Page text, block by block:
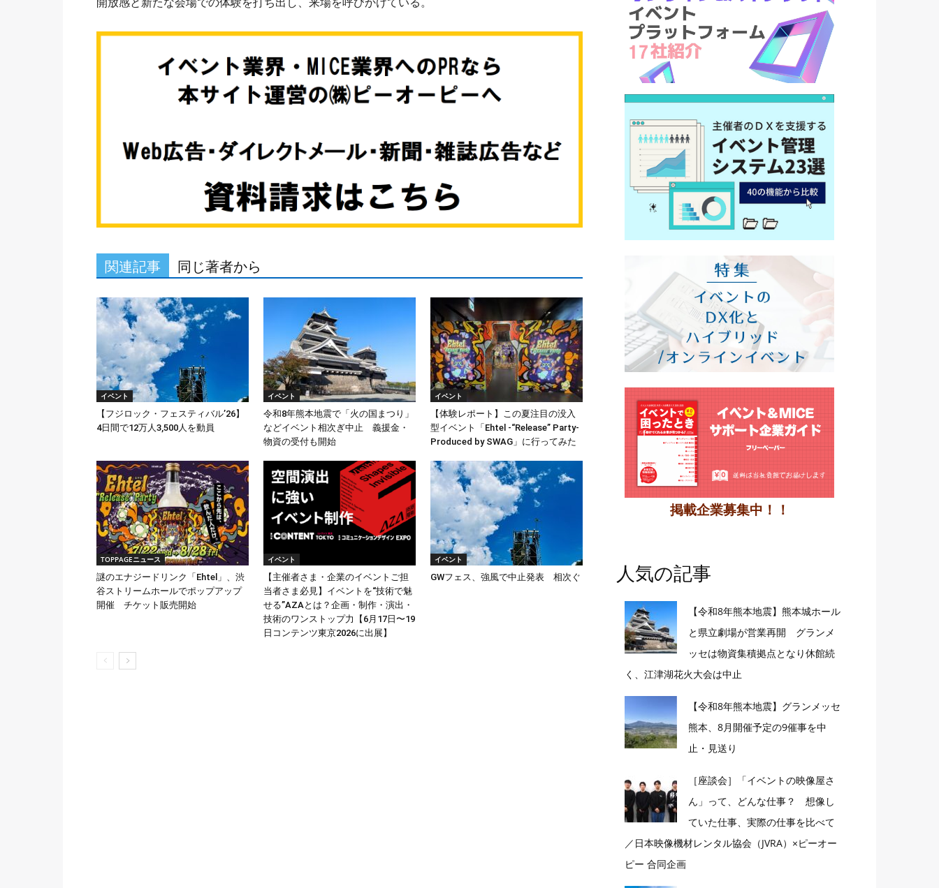
関連記事 同じ著者から
イベント
【フジロック・フェスティバル’26】
4日間で12万人3,500人を動員
イベント
令和8年熊本地震で「火の国まつり」
などイベント相次ぎ中止 義援金・
物資の受付も開始
イベント
【体験レポート】この夏注目の没入
型イベント「Ehtel -“Release” Party-
Produced by SWAG」に行ってみた
TOPPAGEニュース
謎のエナジードリンク「Ehtel」、渋
谷ストリームホールでポップアップ
開催 チケット販売開始
イベント
【主催者さま・企業のイベントご担
当者さま必見】イベントを“技術で魅
せる”AZAとは？企画・制作・演出・
技術のワンストップ力【6月17日〜19
日コンテンツ東京2026に出展】
イベント
GWフェス、強風で中止発表 相次ぐ
掲載企業募集中！！
人気の記事
【令和8年熊本地震】熊本城ホール
と県立劇場が営業再開 グランメ
ッセは物資集積拠点となり休館続
く、江津湖花火大会は中止
【令和8年熊本地震】グランメッセ
熊本、8月開催予定の9催事を中
止・見送り
［座談会］「イベントの映像屋さ
ん」って、どんな仕事？ 想像し
ていた仕事、実際の仕事を比べて
／日本映像機材レンタル協会（JVRA）×ピーオー
ピー 合同企画